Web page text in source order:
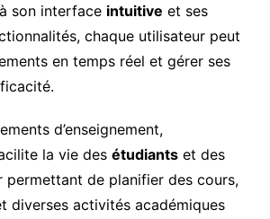
son interface intuitive et ses
chaque utilisateur peut
en temps réel et gérer ses
d’enseignement,
la vie des étudiantset des
permettant de planifier des cours,
diverses activités académiques